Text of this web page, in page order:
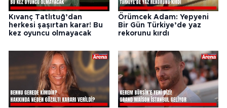
Kıvanç Tatlıtuğ’dan
herkesi şaşırtan karar! Bu
kez oyuncu olmayacak
Örümcek Adam: Yepyeni
Bir Gün Türkiye’de yaz
rekorunu kırdı